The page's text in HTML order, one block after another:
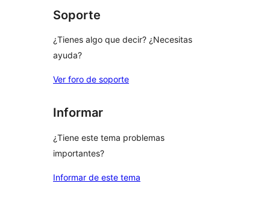
Soporte
¿Tienes algo que decir? ¿Necesitas
ayuda?
Ver foro de soporte
Informar
¿Tiene este tema problemas
importantes?
Informar de este tema